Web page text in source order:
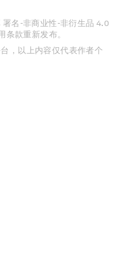
名-非商业性-非衍生品 4.0
条款重新发布。
，以上内容仅代表作者个